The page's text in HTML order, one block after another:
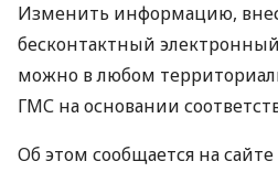
Изменить информацию,
бесконтактный
можно в любом
ГМС на основании
Об этом сообщается на